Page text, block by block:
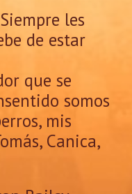
Siempre les
de estar
que se
somos
mis
Canica,